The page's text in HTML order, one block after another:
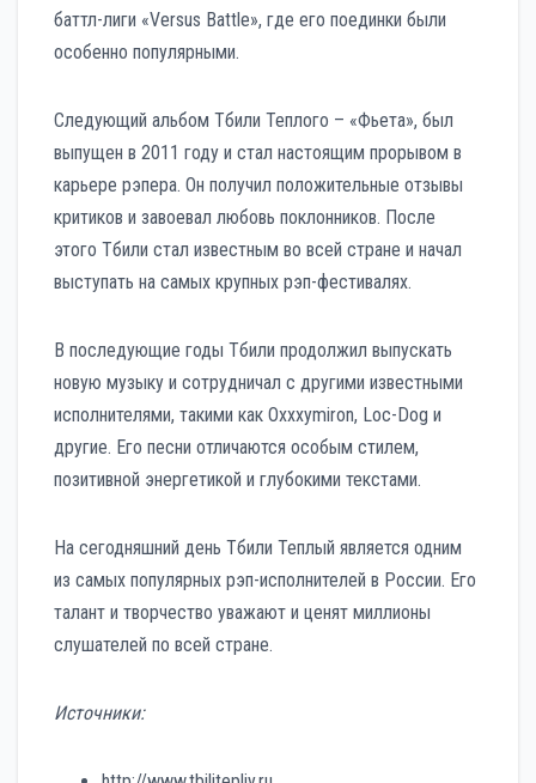
баттл-лиги «Versus Battle», где его поединки были
особенно популярными.
Следующий альбом Тбили Теплого – «Фьета», был
выпущен в 2011 году и стал настоящим прорывом в
карьере рэпера. Он получил положительные отзывы
критиков и завоевал любовь поклонников. После
этого Тбили стал известным во всей стране и начал
выступать на самых крупных рэп-фестивалях.
В последующие годы Тбили продолжил выпускать
новую музыку и сотрудничал с другими известными
исполнителями, такими как Oxxxymiron, Loc-Dog и
другие. Его песни отличаются особым стилем,
позитивной энергетикой и глубокими текстами.
На сегодняшний день Тбили Теплый является одним
из самых популярных рэп-исполнителей в России. Его
талант и творчество уважают и ценят миллионы
слушателей по всей стране.
Источники: